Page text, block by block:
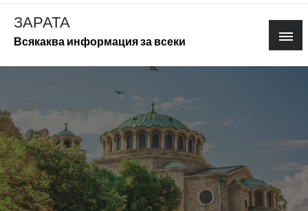
Skip
content
ЗАРАТА
Всякаква информация за всеки